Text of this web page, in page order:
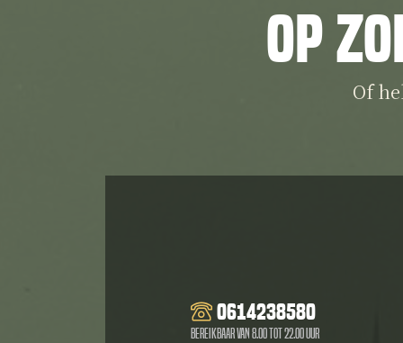
Op
Of
0614238580
Bereikbaar van 8.00 tot 22.00 uur